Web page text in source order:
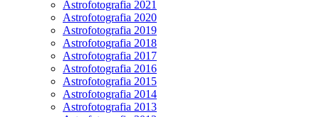
Astrofotografia 2021
Astrofotografia 2020
Astrofotografia 2019
Astrofotografia 2018
Astrofotografia 2017
Astrofotografia 2016
Astrofotografia 2015
Astrofotografia 2014
Astrofotografia 2013